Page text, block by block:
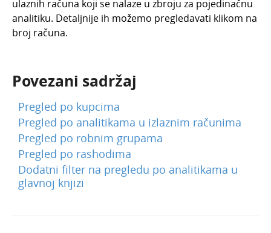
ulaznih računa koji se nalaze u zbroju za pojedinačnu
analitiku. Detaljnije ih možemo pregledavati klikom na
broj računa.
Povezani sadržaj
Pregled po kupcima
Pregled po analitikama u izlaznim računima
Pregled po robnim grupama
Pregled po rashodima
Dodatni filter na pregledu po analitikama u
glavnoj knjizi